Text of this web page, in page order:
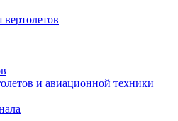
и авиационной техники